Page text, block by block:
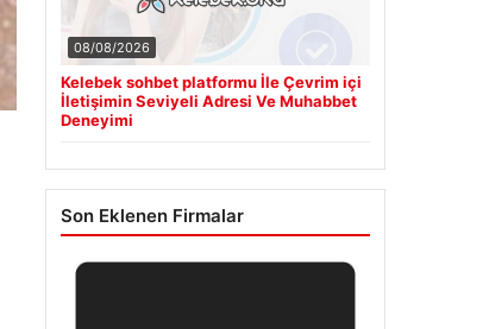
08/08/2026
Kelebek sohbet platformu İle Çevrim içi
İletişimin Seviyeli Adresi Ve Muhabbet
Deneyimi
Son Eklenen Firmalar